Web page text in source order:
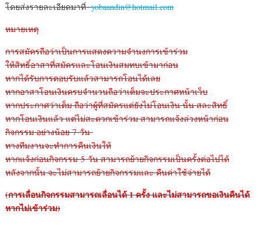
โดยส่งรายละเอียดมาที่yobaandin@hotmail.com
หมายเหตุ
การสมัครถือว่าเป็นการแสดงความจำนงการเข้าร่วม
ให้สิทธิ์อาสาที่สมัครและโอนเงินสมทบเข้ามาก่อน
หากได้รับการตอบรับแล้วสามารถโอนได้เลย
หากอาสาโอนเงินครบจำนวนถือว่าเต็มจะประกาศหน้าเว็บ
หากประกาศว่าเต็ม ถือว่าผู้ที่สมัครแต่ยังไม่โอนเงิน นั้น สละสิทธิ์
หากโอนเงินแล้ว แต่ไม่สะดวกเข้าร่วม สามารถแจ้งล่วงหน้าก่อน
กิจกรรม อย่างน้อย 7 วัน
ทางทีมงานจะทำการคืนเงินให้
หากแจ้งก่อนกิจกรรม 5 วัน สามารถย้ายกิจกรรมเป็นครั้งต่อไปได้
หลังจากนั้น จะไม่สามารถย้ายกิจกรรมและ คืนค่าใช้จ่ายได้
(การเลื่อนกิจกรรมสามารถเลื่อนได้1 ครั้ง และไม่สามารถขอเงินคืนได้
หากไม่เข้าร่วม)